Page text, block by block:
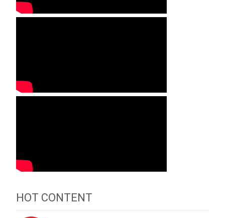
HOT CONTENT